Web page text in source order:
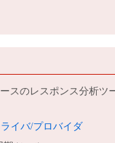
スのレスポンス分析ツ
イバ/プロバイダ